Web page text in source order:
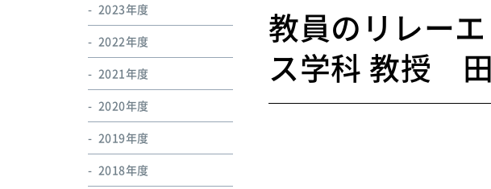
教員のリレー
ス学科 教授
2023年度
2022年度
2021年度
2020年度
2019年度
2018年度